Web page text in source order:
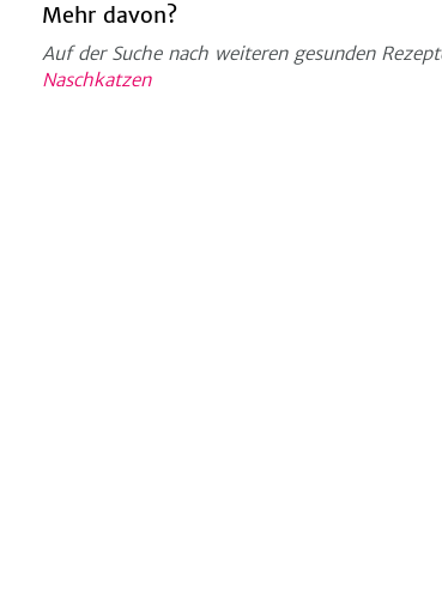
Mehr davon?
Auf der Suche nach weiteren gesunden
Naschkatzen